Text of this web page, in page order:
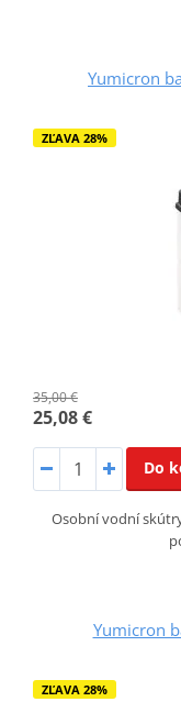
Yumicron
ZĽAVA 28%
35,00 €
25,08 €
Do
Osobní vodní
Yumicron
ZĽAVA 28%